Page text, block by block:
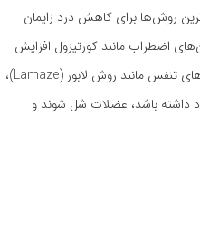
روش‌ها برای کاهش درد زایمان
اضطراب مانند کورتیزول افزایش
پیدا می‌کند که باعث انقباض بیشتر عضلات و تشدید درد می‌شود. تکنیک‌های تنفس مانند روش لابور (Lamaze)،
داشته باشد، عضلات شل شوند و